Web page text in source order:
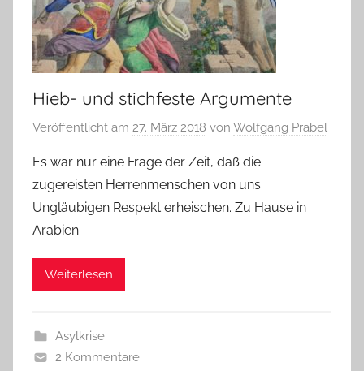
Hieb- und stichfeste Argumente
Veröffentlicht am 27. März 2018 von Wolfgang Prabel
Es war nur eine Frage der Zeit, daß die
zugereisten Herrenmenschen von uns
Ungläubigen Respekt erheischen. Zu Hause in
Arabien
Weiterlesen
Asylkrise
2 Kommentare